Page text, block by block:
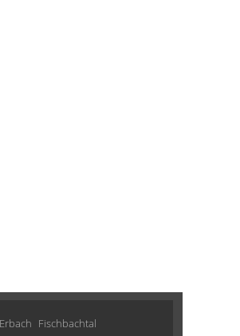
Erbach Fischbachtal